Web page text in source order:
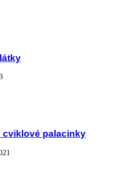
cviklové palacinky